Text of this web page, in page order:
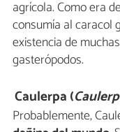
agrícola. Como era
consumía al caracol
existencia de
gasterópodos.
Caulerpa (
Probablemente,